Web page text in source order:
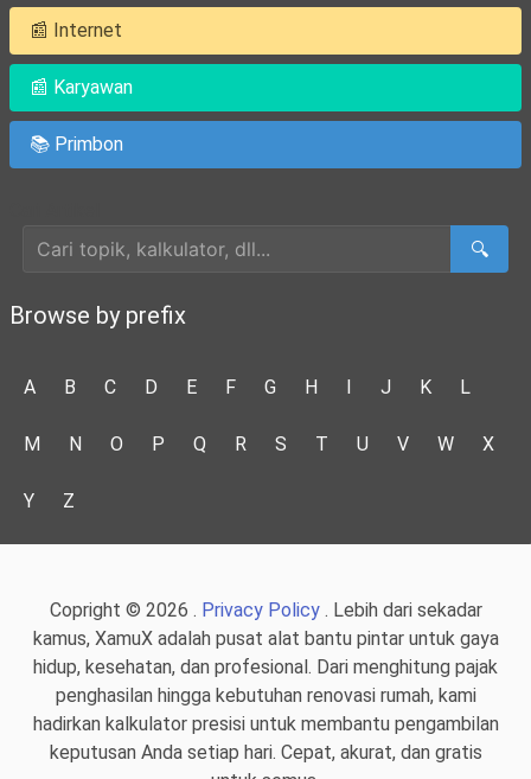
📰 Internet
📰 Karyawan
📚 Primbon
🔍
Browse by prefix
A B C D E F G H I J K L
M N O P Q R S T U V W X
Y Z
Copright © 2026 . Privacy Policy. Lebih dari sekadar
kamus, XamuX adalah pusat alat bantu pintar untuk gaya
hidup, kesehatan, dan profesional. Dari menghitung pajak
penghasilan hingga kebutuhan renovasi rumah, kami
hadirkan kalkulator presisi untuk membantu pengambilan
keputusan Anda setiap hari. Cepat, akurat, dan gratis